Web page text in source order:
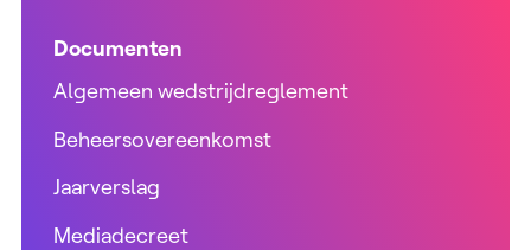
Documenten
Algemeen wedstrijdreglement
Beheersovereenkomst
Jaarverslag
Mediadecreet